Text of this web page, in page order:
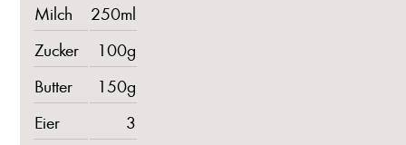
Milch
250ml
Zucker
100g
Butter
150g
Eier
3